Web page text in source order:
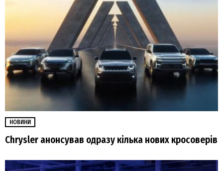
НОВИНИ
Chrysler анонсував одразу кілька нових кросоверів